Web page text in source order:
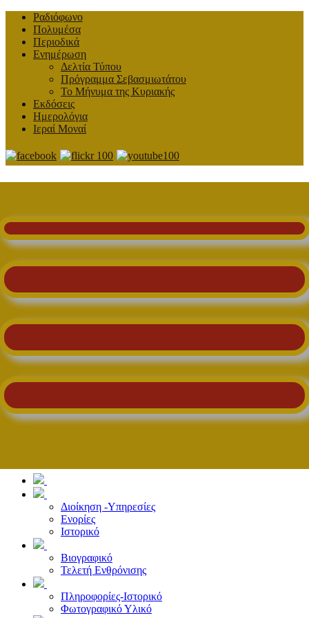
Ραδιόφωνο
Πολυμέσα
Περιοδικά
Ενημέρωση
Δελτία Τύπου
Πρόγραμμα Σεβασμιωτάτου
Το Μήνυμα της Κυριακής
Εκδόσεις
Ημερολόγια
Ιεραί Μοναί
Διοίκηση -Υπηρεσίες
Ενορίες
Ιστορικό
Βιογραφικό
Τελετή Ενθρόνισης
Πληροφορίες-Ιστορικό
Φωτογραφικό Υλικό